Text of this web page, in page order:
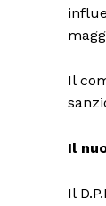
Il
Il
Il